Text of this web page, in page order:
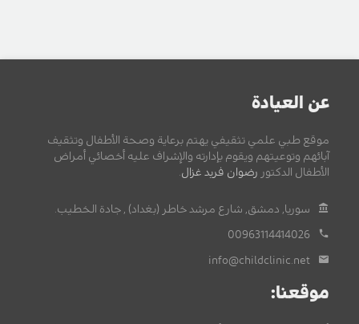
عن العيادة
موقع طبي علمي تثقيفي يهتم برعاية وصحة الأطفال وتثقيف
آبائهم وتوعيتهم ويقوم بإدارته والإشراف عليه أخصائي أمراض
الأطفال الدكتور رضوان فريد غزال
سوريا, دمشق, شارع مرشد خاطر (بغداد) , جادة الخطيب.
00963114414026
info@childclinic.net
موقعنا: